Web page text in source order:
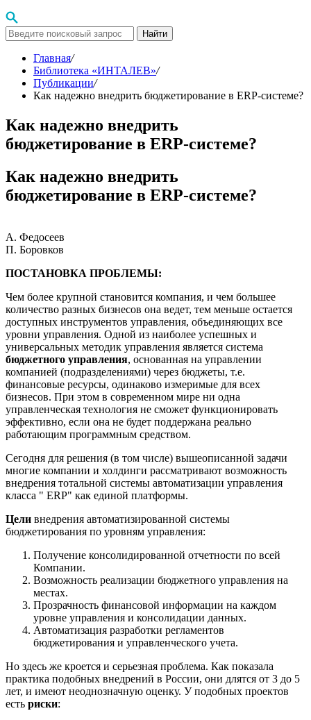
Найти
Главная/
Библиотека «ИНТАЛЕВ»/
Публикации/
Как надежно внедрить бюджетирование в ERP-системе?
Как надежно внедрить
бюджетирование в ERP-системе?
Как надежно внедрить
бюджетирование в ERP-системе?
А. Федосеев
П. Боровков
ПОСТАНОВКА ПРОБЛЕМЫ:
Чем более крупной становится компания, и чем большее
количество разных бизнесов она ведет, тем меньше остается
доступных инструментов управления, объединяющих все
уровни управления. Одной из наиболее успешных и
универсальных методик управления является система
бюджетного управления, основанная на управлении
компанией (подразделениями) через бюджеты, т.е.
финансовые ресурсы, одинаково измеримые для всех
бизнесов. При этом в современном мире ни одна
управленческая технология не сможет функционировать
эффективно, если она не будет поддержана реально
работающим программным средством.
Сегодня для решения (в том числе) вышеописанной задачи
многие компании и холдинги рассматривают возможность
внедрения тотальной системы автоматизации управления
класса " ERP" как единой платформы.
Цели внедрения автоматизированной системы
бюджетирования по уровням управления:
Получение консолидированной отчетности по всей
Компании.
Возможность реализации бюджетного управления на
местах.
Прозрачность финансовой информации на каждом
уровне управления и консолидации данных.
Автоматизация разработки регламентов
бюджетирования и управленческого учета.
Но здесь же кроется и серьезная проблема. Как показала
практика подобных внедрений в России, они длятся от 3 до 5
лет, и имеют неоднозначную оценку. У подобных проектов
есть риски: